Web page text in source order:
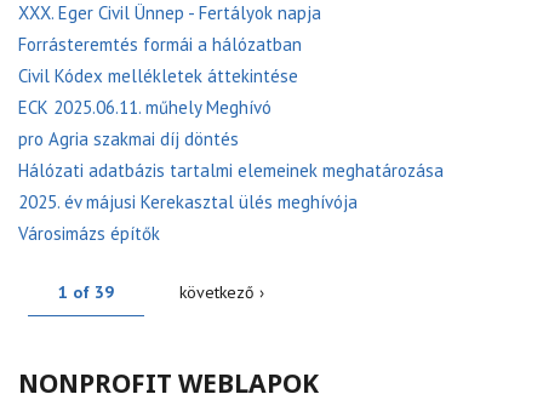
XXX. Eger Civil Ünnep - Fertályok napja
Forrásteremtés formái a hálózatban
Civil Kódex mellékletek áttekintése
ECK 2025.06.11. műhely Meghívó
pro Agria szakmai díj döntés
Hálózati adatbázis tartalmi elemeinek meghatározása
2025. év májusi Kerekasztal ülés meghívója
Városimázs építők
1 of 39 következő ›
NONPROFIT WEBLAPOK